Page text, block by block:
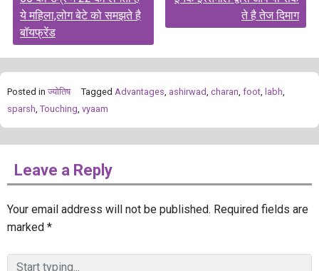
ये महिला,लोग बेटे को समझते है
बॉयफ्रेंड
ते है तेज दिमाग
Posted in ज्योतिष Tagged Advantages ashirwad charan foot labh
sparsh Touching vyaam
Leave a Reply
Your email address will not be published. Required fields are
marked *